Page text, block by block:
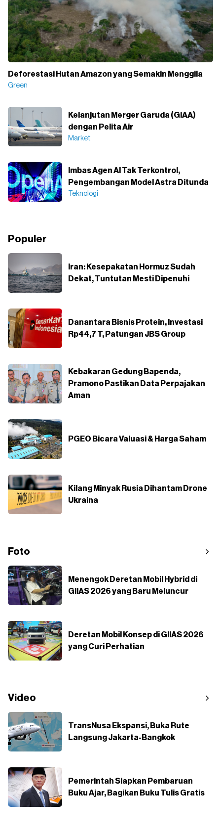
Deforestasi Hutan Amazon yang Semakin Menggila
Green
Kelanjutan Merger Garuda (GIAA)
dengan Pelita Air
Market
Imbas Agen AI Tak Terkontrol,
Pengembangan Model Astra Ditunda
Teknologi
Populer
Iran: Kesepakatan Hormuz Sudah
Dekat, Tuntutan Mesti Dipenuhi
Danantara Bisnis Protein, Investasi
Rp44,7 T, Patungan JBS Group
Kebakaran Gedung Bapenda,
Pramono Pastikan Data Perpajakan
Aman
PGEO Bicara Valuasi & Harga Saham
Kilang Minyak Rusia Dihantam Drone
Ukraina
Foto
Menengok Deretan Mobil Hybrid di
GIIAS 2026 yang Baru Meluncur
Deretan Mobil Konsep di GIIAS 2026
yang Curi Perhatian
Video
TransNusa Ekspansi, Buka Rute
Langsung Jakarta-Bangkok
Pemerintah Siapkan Pembaruan
Buku Ajar, Bagikan Buku Tulis Gratis